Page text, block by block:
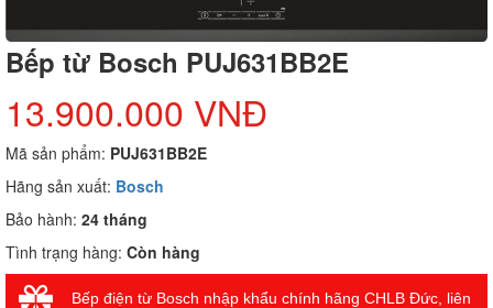
Bếp từ Bosch PUJ631BB2E
13.900.000 VNĐ
Mã sản phẩm: PUJ631BB2E
Hãng sản xuất: Bosch
Bảo hành: 24 tháng
Tình trạng hàng: Còn hàng
Bếp điện từ Bosch nhập khẩu chính hãng CHLB Đức, liên